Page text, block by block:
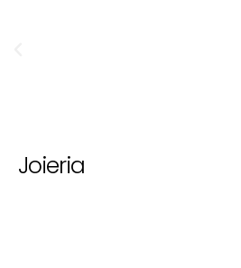
Joieria